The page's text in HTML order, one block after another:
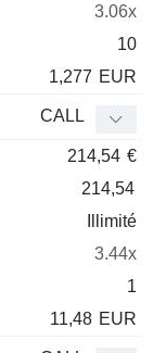
3.06x
10
1,277 EUR
CALL
214,54 €
214,54
Illimité
3.44x
1
11,48 EUR